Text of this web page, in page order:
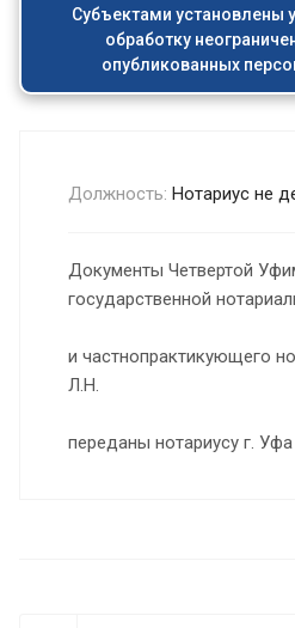
Субъектами установлены
обработку
опубликованных
Должность: Нотариус не
Документы Четвертой
государственной
и частнопрактикующего
Л.Н.
переданы нотариусу г.